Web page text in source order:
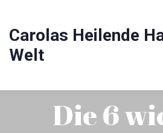
Carolas Heilende
Welt
Die 6